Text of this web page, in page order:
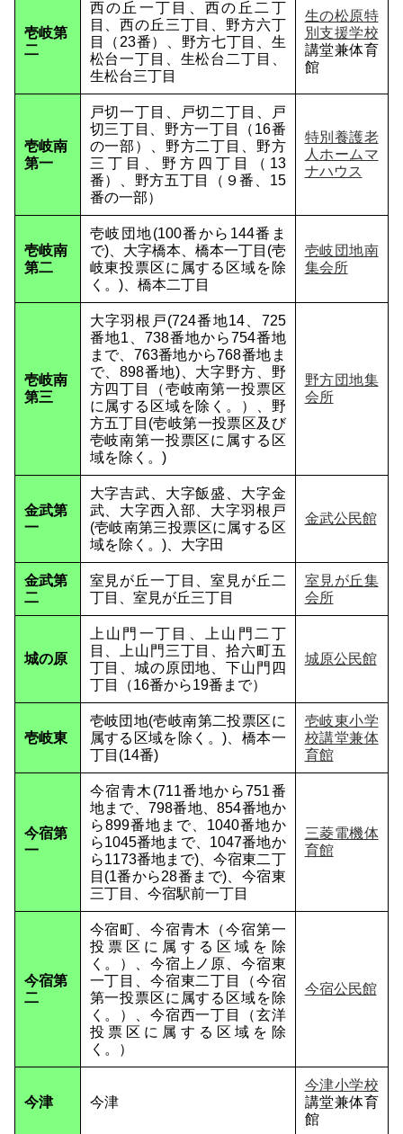
壱岐第
二
西の丘一丁目、西の丘二丁
目、西の丘三丁目、野方六丁
目（23番）、野方七丁目、生
松台一丁目、生松台二丁目、
生松台三丁目
生の松原特
別支援学校
講堂兼体育
館
壱岐南
第一
戸切一丁目、戸切二丁目、戸
切三丁目、野方一丁目（16番
の一部）、野方二丁目、野方
三丁目、野方四丁目（13
番）、野方五丁目（９番、15
番の一部）
特別養護老
人ホームマ
ナハウス
壱岐南
第二
壱岐団地(100番から144番ま
で)、大字橋本、橋本一丁目(壱
岐東投票区に属する区域を除
く。)、橋本二丁目
壱岐団地南
集会所
壱岐南
第三
大字羽根戸(724番地14、725
番地1、738番地から754番地
まで、763番地から768番地ま
で、898番地)、大字野方、野
方四丁目（壱岐南第一投票区
に属する区域を除く。）、野
方五丁目(壱岐第一投票区及び
壱岐南第一投票区に属する区
域を除く。)
野方団地集
会所
金武第
一
大字吉武、大字飯盛、大字金
武、大字西入部、大字羽根戸
(壱岐南第三投票区に属する区
域を除く。)、大字田
金武公民館
金武第
二
室見が丘一丁目、室見が丘二
丁目、室見が丘三丁目
室見が丘集
会所
城の原
上山門一丁目、上山門二丁
目、上山門三丁目、拾六町五
丁目、城の原団地、下山門四
丁目（16番から19番まで）
城原公民館
壱岐東
壱岐団地(壱岐南第二投票区に
属する区域を除く。)、橋本一
丁目(14番)
壱岐東小学
校講堂兼体
育館
今宿第
一
今宿青木(711番地から751番
地まで、798番地、854番地か
ら899番地まで、1040番地か
ら1045番地まで、1047番地か
ら1173番地まで)、今宿東二丁
目(1番から28番まで)、今宿東
三丁目、今宿駅前一丁目
三菱電機体
育館
今宿第
二
今宿町、今宿青木（今宿第一
投票区に属する区域を除
く。）、今宿上ノ原、今宿東
一丁目、今宿東二丁目（今宿
第一投票区に属する区域を除
く。）、今宿西一丁目（玄洋
投票区に属する区域を除
く。）
今宿公民館
今津 今津
今津小学校
講堂兼体育
館